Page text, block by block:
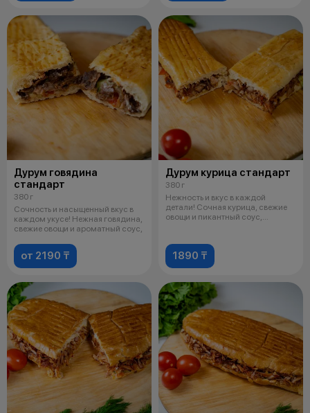
Дурум говядина
стандарт
380 г
Сочность и насыщенный вкус в
каждом укусе! Нежная говядина,
свежие овощи и ароматный соус,
от 2190 ₸
Дурум курица стандарт
380 г
Нежность и вкус в каждой
детали! Сочная курица, свежие
овощи и пикантный соус,
1890 ₸